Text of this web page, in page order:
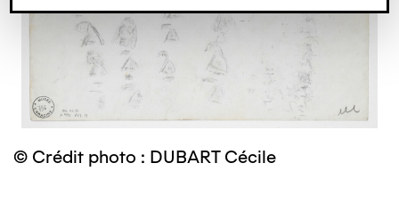
© Crédit photo : DUBART Cécile